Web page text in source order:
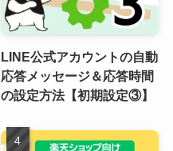
LINE公式アカウントの自動
応答メッセージ＆応答時間
の設定方法【初期設定③】